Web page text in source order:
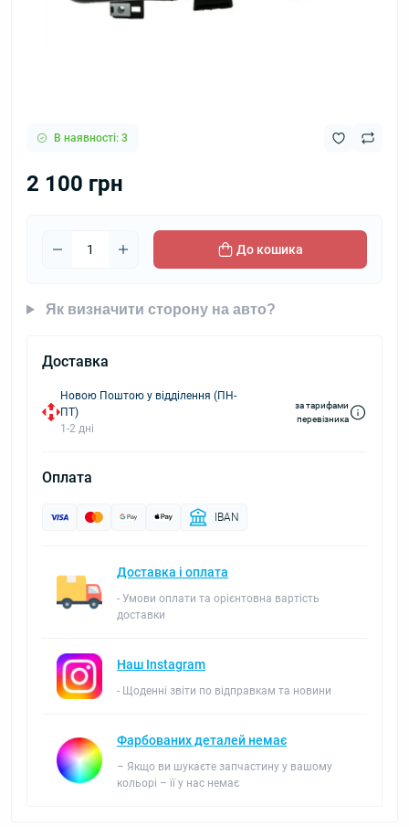
В наявності: 3
2 100 грн
До кошика
Як визначити сторону на авто?
Доставка
Новою Поштою у відділення (ПН-
ПТ)
1-2 дні
за тарифами
перевізника
Оплата
IBAN
Доставка і оплата
- Умови оплати та орієнтовна вартість
доставки
Наш Instagram
- Щоденні звіти по відправкам та новини
Фарбованих деталей немає
– Якщо ви шукаєте запчастину у вашому
кольорі – її у нас немає